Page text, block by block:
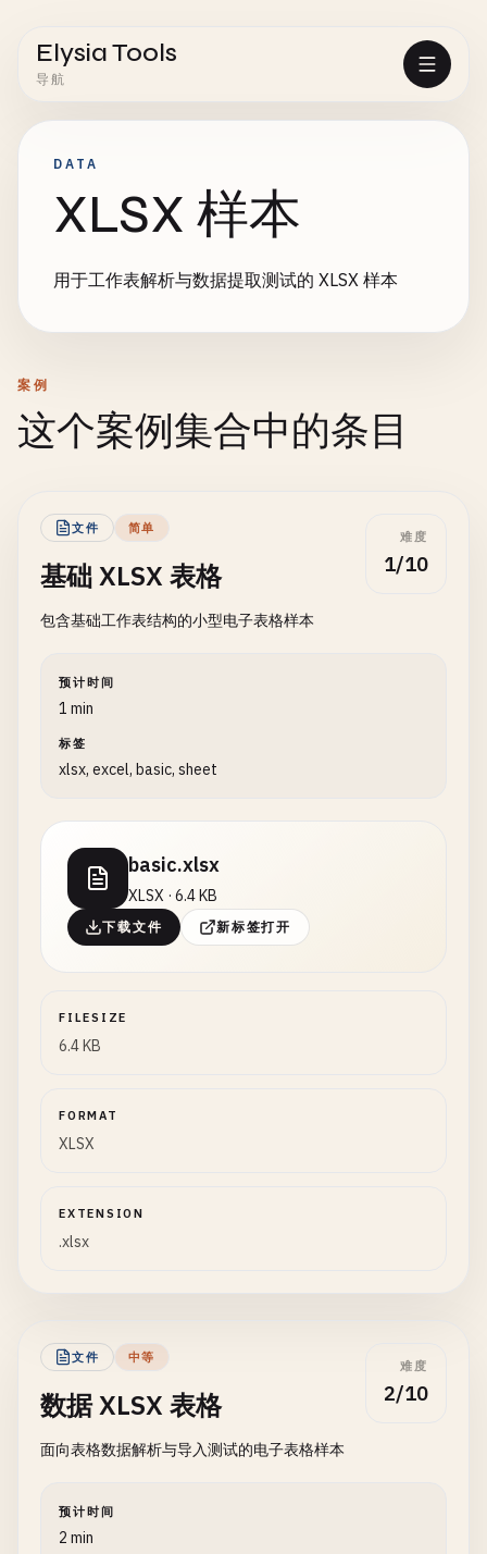
Elysia Tools
导航
DATA
XLSX 样本
用于工作表解析与数据提取测试的 XLSX 样本
案例
这个案例集合中的条目
文件 简单
基础 XLSX 表格
包含基础工作表结构的小型电子表格样本
难度
1/10
预计时间
1 min
标签
xlsx, excel, basic, sheet
basic.xlsx
XLSX · 6.4 KB
下载文件 新标签打开
FILESIZE
6.4 KB
FORMAT
XLSX
EXTENSION
.xlsx
文件 中等
数据 XLSX 表格
面向表格数据解析与导入测试的电子表格样本
难度
2/10
预计时间
2 min